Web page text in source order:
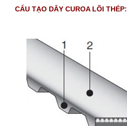
CẤU TẠO DÂY CUROA LÕI THÉP: